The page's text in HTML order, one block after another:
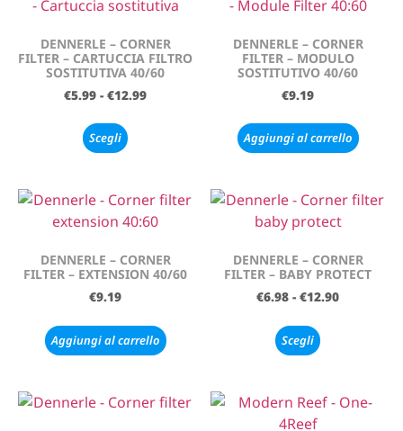
DENNERLE – CORNER
FILTER – CARTUCCIA FILTRO
SOSTITUTIVA 40/60
€5.99 - €12.99
Scegli
DENNERLE – CORNER
FILTER – MODULO
SOSTITUTIVO 40/60
€9.19
Aggiungi al carrello
DENNERLE – CORNER
FILTER – EXTENSION 40/60
€9.19
Aggiungi al carrello
DENNERLE – CORNER
FILTER – BABY PROTECT
€6.98 - €12.90
Scegli